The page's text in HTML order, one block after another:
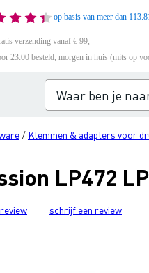
op basis van meer dan
verzending vanaf € 99,-
23:00 besteld, morgen in huis (mits op
/ Klemmen & adapters voor
LP472
review schrijf een review